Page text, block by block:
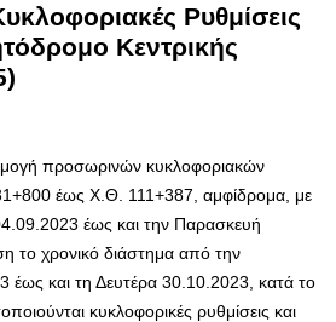
Ρυθμίσεις
Κεντρικής
προσωρινών κυκλοφοριακών
έως Χ.Θ. 111+387, αμφίδρομα, με
έως και την Παρασκευή
το χρονικό διάστημα από την
και τη Δευτέρα 30.10.2023, κατά το
κυκλοφορικές ρυθμίσεις και